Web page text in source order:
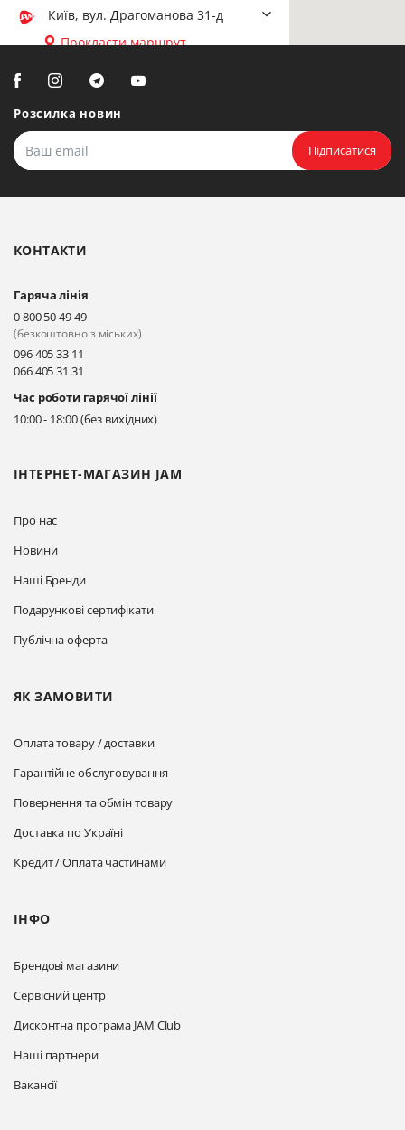
Київ, вул. Драгоманова 31-д
Прокласти маршрут
Біла Церква, вул. Ярослава
Мудрого, 20, офіс 108
Прокласти маршрут
Київ, вул. Драгоманова 31-д
Прокласти маршрут
Київ, вул. Драгоманова 31-д
Прокласти маршрут
Розсилка новин
Підписатися
ІНТЕРНЕТ-МАГАЗИН JAM
Про нас
Новини
Наші Бренди
Подарункові сертифікати
Публічна оферта
ЯК ЗАМОВИТИ
Оплата товару / доставки
Гарантійне обслуговування
Повернення та обмін товару
Доставка по Україні
Кредит / Оплата частинами
ІНФО
Брендові магазини
Сервісний центр
Дисконтна програма JAM Club
Наші партнери
Вакансії
КОНТАКТИ
Гаряча лінія
0 800 50 49 49
(безкоштовно з міських)
096 405 33 11
066 405 31 31
Час роботи гарячої лінії
10:00 - 18:00 (без вихідних)